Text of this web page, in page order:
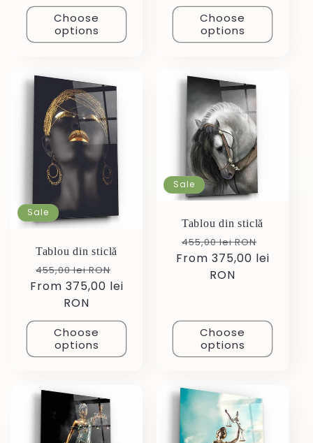
Choose
options
Choose
options
Sale
Tablou din sticlă
Regular
price
455,00 lei RON
price
From 375,00 lei
RON
Choose
options
Sale
Tablou din sticlă
Regular
price
455,00 lei RON
price
From 375,00 lei
RON
Choose
options